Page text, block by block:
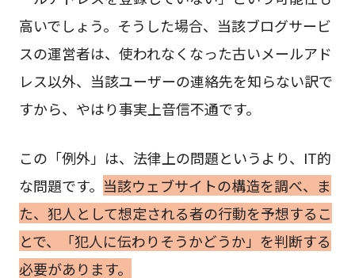
高いでしょう。そうした場合、当該ブログサービ
スの運営者は、使われなくなった古いメールアド
レス以外、当該ユーザーの連絡先を知らない訳で
すから、やはり事実上音信不通です。
この「例外」は、法律上の問題というより、IT的
な問題です。 当該ウェブサイトの構造を調べ、ま
た、犯人として想定される者の行動を予想するこ
とで、「犯人に伝わりそうかどうか」を判断する
必要があります。